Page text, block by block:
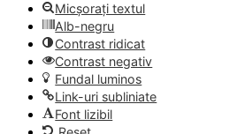
Micșorați textul
Alb-negru
Contrast ridicat
Contrast negativ
Fundal luminos
Link-uri subliniate
Font lizibil